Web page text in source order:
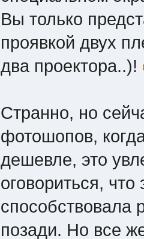
Вы только
проявкой двух
два проектора..)!
Странно, но
фотошопов,
дешевле, это
оговориться,
способствовала
позади. Но все